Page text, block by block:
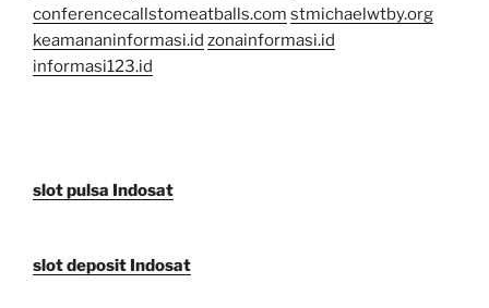
conferencecallstomeatballs.com stmichaelwtby.org
keamananinformasi.id zonainformasi.id
informasi123.id
slot pulsa Indosat
slot deposit Indosat